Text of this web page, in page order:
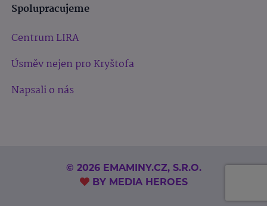
Spolupracujeme
Centrum LIRA
Úsměv nejen pro Kryštofa
Napsali o nás
© 2026 EMAMINY.CZ, S.R.O.
BY MEDIA HEROES